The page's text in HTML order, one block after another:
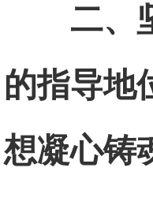
二、
的指导地
想凝心铸